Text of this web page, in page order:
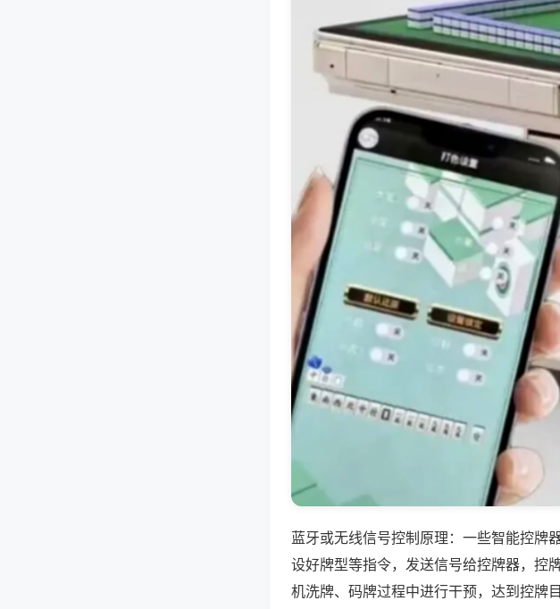
蓝牙或无线信号控制原理：一些智能控牌
设好牌型等指令，发送信号给控牌器，控
机洗牌、码牌过程中进行干预，达到控牌目